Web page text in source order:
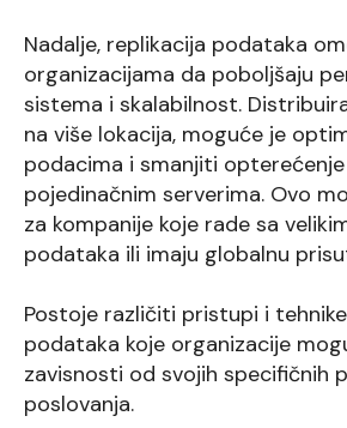
Nadalje, replikacija podataka
organizacijama da poboljšaju
sistema i skalabilnost.
na više lokacija, moguće je
podacima i smanjiti
pojedinačnim serverima. Ovo
za kompanije koje rade sa
podataka ili imaju globalnu
Postoje različiti pristupi i
podataka koje organizacije
zavisnosti od svojih specifičnih
poslovanja.